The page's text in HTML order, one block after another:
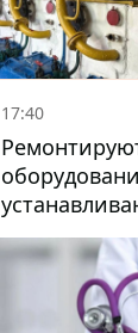
17:40
как в